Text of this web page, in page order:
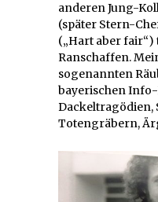
anderen Jung-
(später Stern-
(„Hart aber fair“)
Ranschaffen.
sogenannten
bayerischen
Dackeltragödien,
Totengräbern,